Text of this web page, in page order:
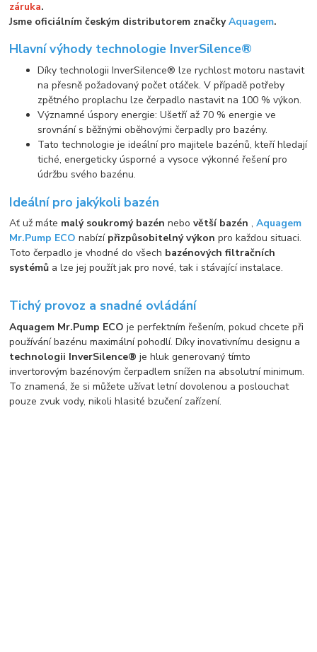
záruka.
Jsme oficiálním českým distributorem značkyAquagem.
Hlavní výhody technologie InverSilence®
Díky technologii InverSilence® lze rychlost motoru nastavit
na přesně požadovaný počet otáček. V případě potřeby
zpětného proplachu lze čerpadlo nastavit na 100 % výkon.
Významné úspory energie: Ušetří až 70 % energie ve
srovnání s běžnými oběhovými čerpadly pro bazény.
Tato technologie je ideální pro majitele bazénů, kteří hledají
tiché, energeticky úsporné a vysoce výkonné řešení pro
údržbu svého bazénu.
Ideální pro jakýkoli bazén
Ať už máte malý soukromý bazén nebovětší bazén ,Aquagem
Mr.Pump ECO nabízí přizpůsobitelný výkon pro každou situaci.
Toto čerpadlo je vhodné do všech bazénových filtračních
systémů a lze jej použít jak pro nové, tak i stávající instalace.
Tichý provoz a snadné ovládání
Aquagem Mr.Pump ECO je perfektním řešením, pokud chcete při
používání bazénu maximální pohodlí. Díky inovativnímu designu a
technologii InverSilence® je hluk generovaný tímto
invertorovým bazénovým čerpadlem snížen na absolutní minimum.
To znamená, že si můžete užívat letní dovolenou a poslouchat
pouze zvuk vody, nikoli hlasité bzučení zařízení.